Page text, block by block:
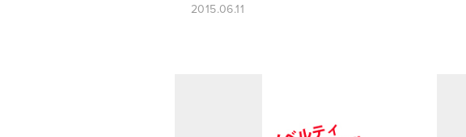
2015.06.11